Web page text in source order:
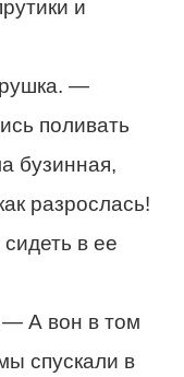
и
—
поливать
бузинная,
разрослась!
в ее
А вон в том
спускали в